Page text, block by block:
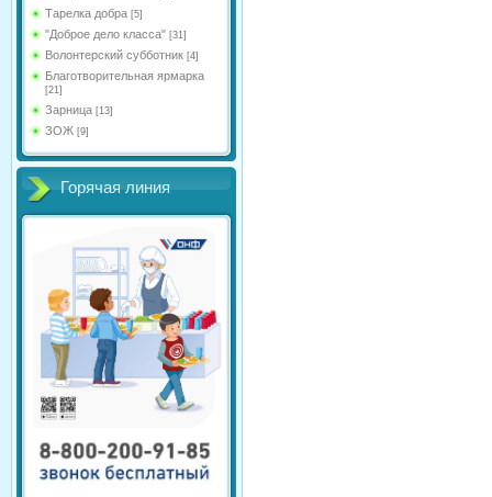
Тарелка добра [5]
"Доброе дело класса" [31]
Волонтерский субботник [4]
Благотворительная ярмарка
[21]
Зарница [13]
ЗОЖ [9]
Горячая линия